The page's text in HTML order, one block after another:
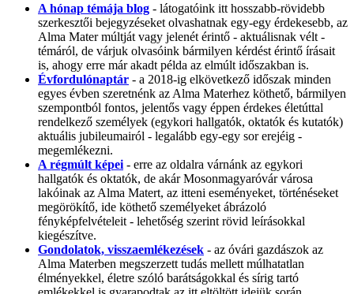
A hónap témája blog - látogatóink itt hosszabb-rövidebb
szerkesztői bejegyzéseket olvashatnak egy-egy érdekesebb, az
Alma Mater múltját vagy jelenét érintő - aktuálisnak vélt -
témáról, de várjuk olvasóink bármilyen kérdést érintő írásait
is, ahogy erre már akadt példa az elmúlt időszakban is.
Évfordulónaptár - a 2018-ig elkövetkező időszak minden
egyes évben szeretnénk az Alma Materhez köthető, bármilyen
szempontból fontos, jelentős vagy éppen érdekes életúttal
rendelkező személyek (egykori hallgatók, oktatók és kutatók)
aktuális jubileumairól - legalább egy-egy sor erejéig -
megemlékezni.
A régmúlt képei - erre az oldalra várnánk az egykori
hallgatók és oktatók, de akár Mosonmagyaróvár városa
lakóinak az Alma Matert, az itteni eseményeket, történéseket
megörökítő, ide köthető személyeket ábrázoló
fényképfelvételeit - lehetőség szerint rövid leírásokkal
kiegészítve.
Gondolatok, visszaemlékezések - az óvári gazdászok az
Alma Materben megszerzett tudás mellett múlhatatlan
élményekkel, életre szóló barátságokkal és sírig tartó